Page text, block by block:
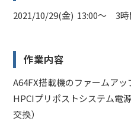
2021/10/29(金) 13:00〜 3時
作業内容
A64FX搭載機のファームアッ
HPCIプリポストシステム電
交換）